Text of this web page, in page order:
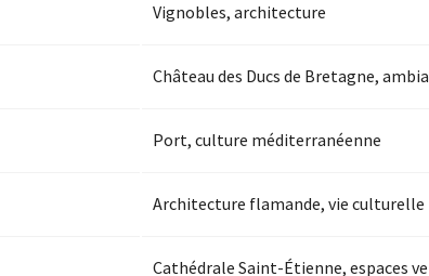
Vignobles, architecture
Château des Ducs de Bretagne,
Port, culture méditerranéenne
Architecture flamande, vie culturelle
Cathédrale Saint-Étienne, espaces